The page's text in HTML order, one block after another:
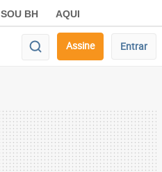
SOU BH AQUI
Assine Entrar